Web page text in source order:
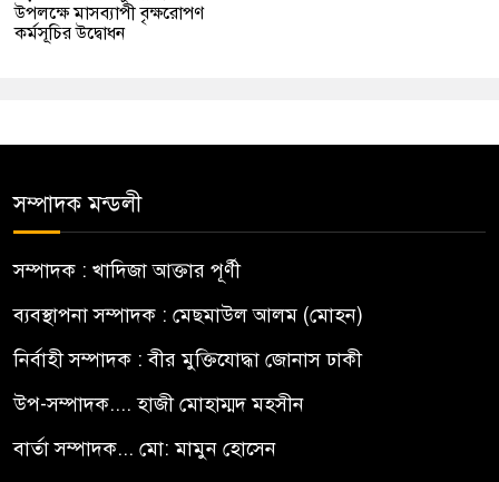
উপলক্ষে মাসব্যাপী বৃক্ষরোপণ
কর্মসূচির উদ্বোধন
সম্পাদক মন্ডলী
সম্পাদক : খাদিজা আক্তার পূর্ণী
ব্যবস্থাপনা সম্পাদক : মেছমাউল আলম (মোহন)
নির্বাহী সম্পাদক : বীর মুক্তিযোদ্ধা জোনাস ঢাকী
উপ-সম্পাদক.... হাজী মোহাম্মদ মহসীন
বার্তা সম্পাদক... মো: মামুন হোসেন